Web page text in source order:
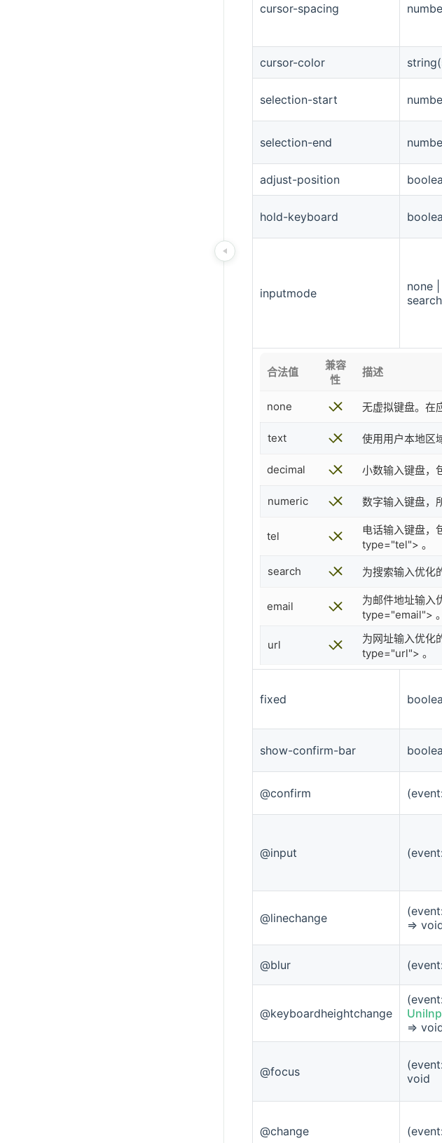
cursor-spacing
cursor-color
string(
selection-start
selection-end
adjust-position
hold-keyboard
inputmode
none
合法值
兼容
性
描述
none 无虚拟键盘。在
text 使用用户本地区
decimal 小数输入键盘，
numeric 数字输入键盘，
tel
电话输入键盘，
type="tel"> 。
search
为搜索输入优化
email
为邮件地址输入
type="email"> 。
url
为网址输入优化
type="url"> 。
fixed
show-confirm-bar
@confirm
@input (event:
@linechange
=>
@blur (event:
@keyboardheightchange
=>
@focus (event:
void
@change